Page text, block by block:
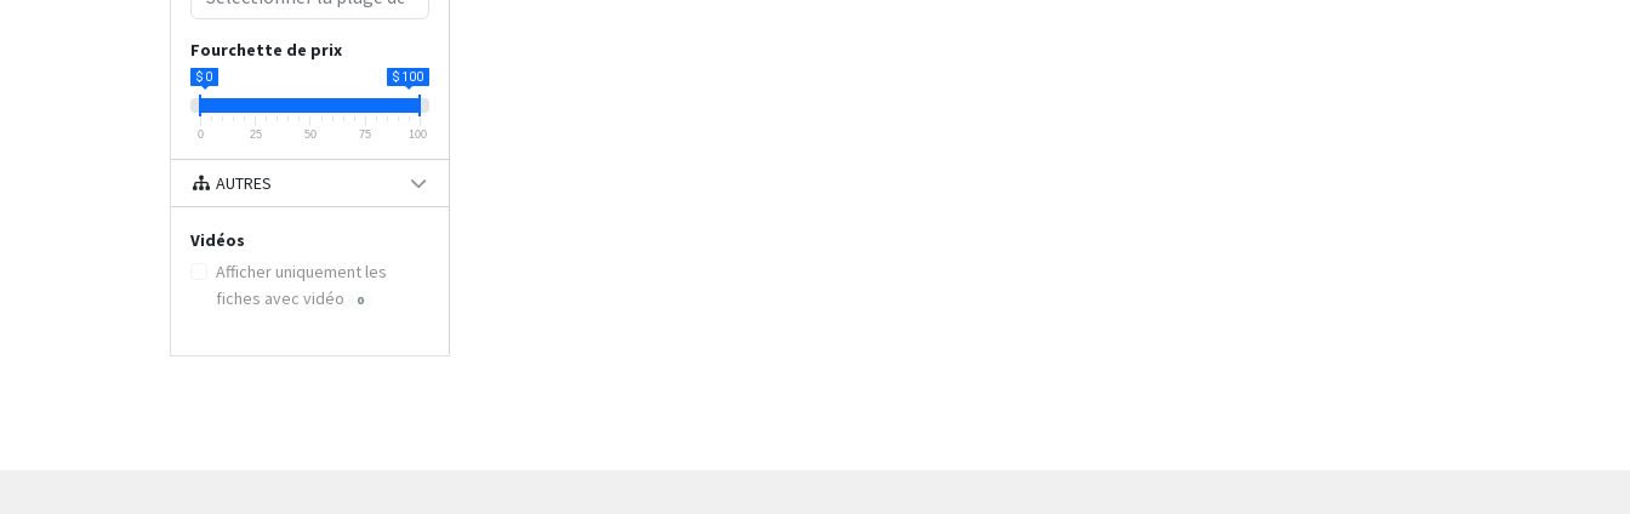
Fourchette de prix
$ 0 $ 100
0 25 50 75 100
AUTRES
Vidéos
Afficher uniquement les
fiches avec vidéo
0